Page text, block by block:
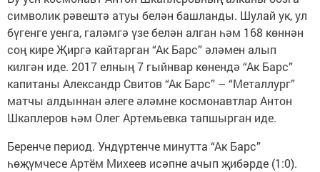
символик рәвештә атуы белән башланды. Шулай ук, ул
бүгенге уенга, галәмгә үзе белән алган һәм 168 көннән
соң кире Җиргә кайтарган “Ак Барс” әләмен алып
килгән иде. 2017 елның 7 гыйнвар көнендә “Ак Барс”
капитаны Александр Свитов “Ак Барс” – “Металлург”
матчы алдыннан әлеге әләмне космонавтлар Антон
Шкаплеров һәм Олег Артемьевка тапшырган иде.
Беренче период. Ундүртенче минутта “Ак Барс”
һөҗүмчесе Артём Михеев исәпне ачып җибәрде (1:0).